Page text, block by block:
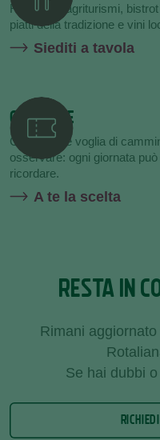
Ristoranti, agriturismi,
piatti della tradizione e vini
Siediti a tavola
COSA FARE
Che abbiate voglia di
osservare: ogni giornata
ricordare.
A te la scelta
RESTA IN
Rimani
Se hai dubbi